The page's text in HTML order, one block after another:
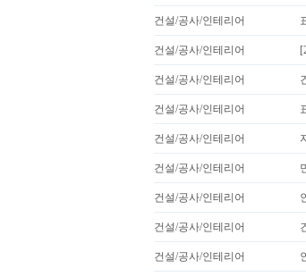
건설/공사/인테리어
건설/공사/인테리어
건설/공사/인테리어
건설/공사/인테리어
건설/공사/인테리어
건설/공사/인테리어
건설/공사/인테리어
건설/공사/인테리어
건설/공사/인테리어